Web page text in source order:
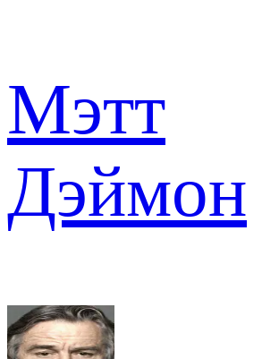
Мэтт
Дэймон